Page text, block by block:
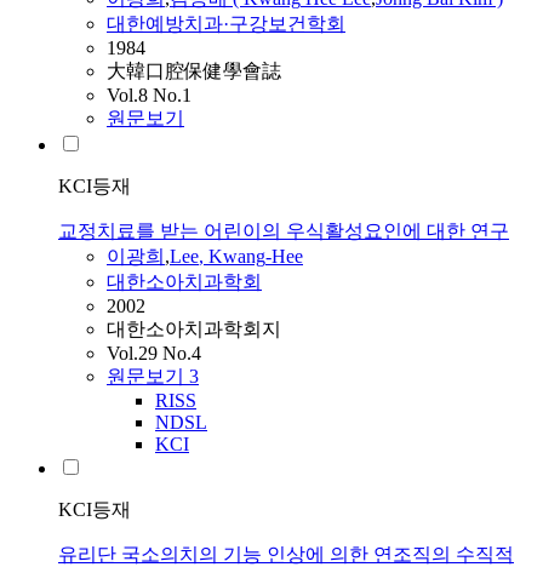
대한예방치과·구강보건학회
1984
大韓口腔保健學會誌
Vol.8 No.1
원문보기
KCI등재
교정치료를 받는 어린이의 우식활성요인에 대한 연구
이광희 ,Lee, Kwang-Hee
대한소아치과학회
2002
대한소아치과학회지
Vol.29 No.4
원문보기 3
RISS
NDSL
KCI
KCI등재
유리단 국소의치의 기능 인상에 의한 연조직의 수직적